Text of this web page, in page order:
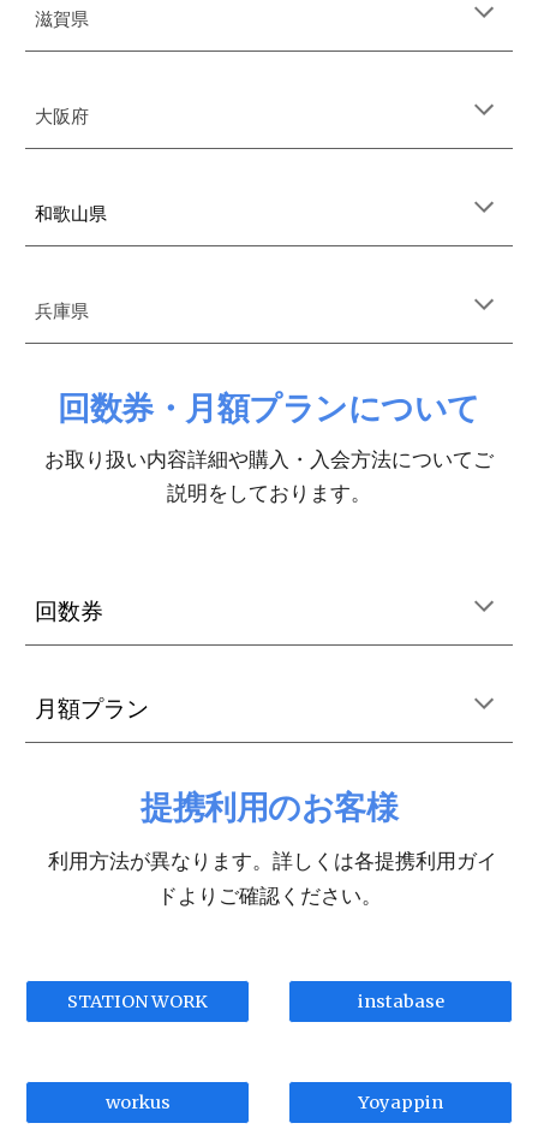
滋賀県
大阪府
和歌山県
兵庫県
回数券・月額プランについて
お取り扱い内容詳細や購入・入会方法についてご
説明をしております。
回数券
月額プラン
提携利用のお客様
利用方法が異なります。詳しくは各提携利用ガイ
ドよりご確認ください。
STATION WORK instabase
workus Yoyappin